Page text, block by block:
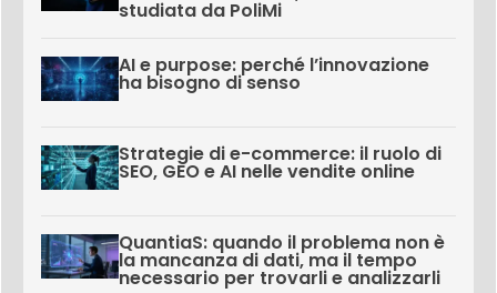
studiata da PoliMi
AI e purpose: perché l’innovazione
ha bisogno di senso
Strategie di e-commerce: il ruolo di
SEO, GEO e AI nelle vendite online
QuantiaS: quando il problema non è
la mancanza di dati, ma il tempo
necessario per trovarli e analizzarli